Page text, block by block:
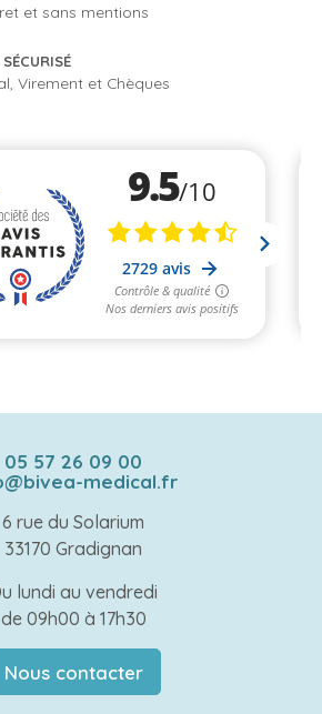
et sans mentions
Virement et Chèques
05 57 26 09 00
medical.fr
6 rue du Solarium
33170 Gradignan
lundi au vendredi
de 09h00 à 17h30
Nous contacter